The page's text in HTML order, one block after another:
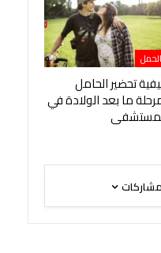
الحمل
تحضير الحامل
ما بعد الولادة في